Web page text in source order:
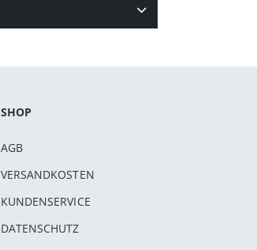
SHOP
AGB
VERSANDKOSTEN
KUNDENSERVICE
DATENSCHUTZ